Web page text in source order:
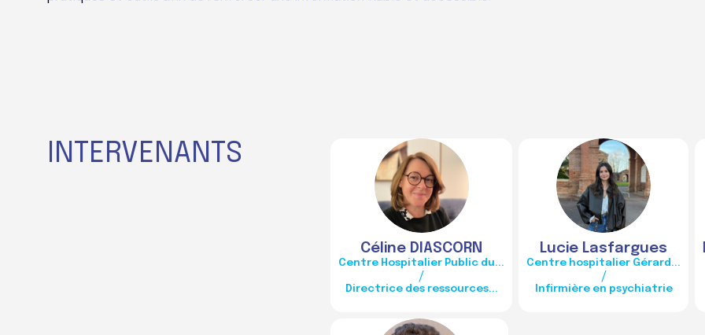
INTERVENANTS
CD
Céline DIASCORN
Centre Hospitalier Public du...
/
Directrice des ressources...
LL
Lucie Lasfargues
Centre hospitalier Gérard...
/
Infirmière en psychiatrie